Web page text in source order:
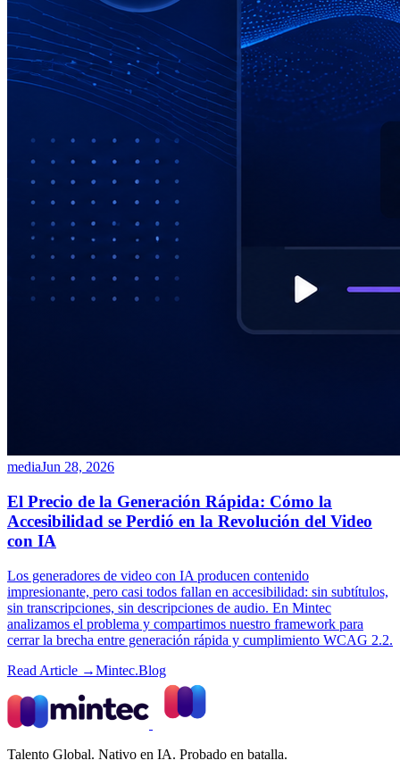
mediaJun 28, 2026
El Precio de la Generación Rápida: Cómo la
Accesibilidad se Perdió en la Revolución del Video
con IA
Los generadores de video con IA producen contenido
impresionante, pero casi todos fallan en accesibilidad: sin subtítulos,
sin transcripciones, sin descripciones de audio. En Mintec
analizamos el problema y compartimos nuestro framework para
cerrar la brecha entre generación rápida y cumplimiento WCAG 2.2.
Read Article →Mintec.Blog
Talento Global. Nativo en IA. Probado en batalla.